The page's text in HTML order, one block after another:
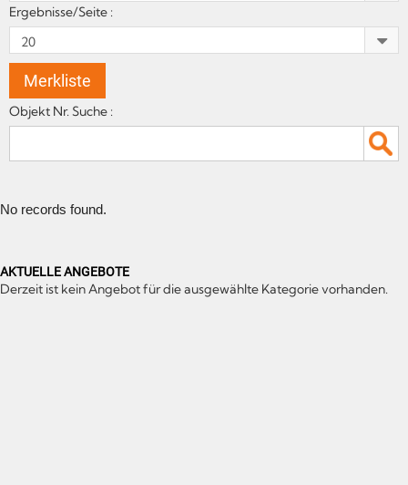
Ergebnisse/Seite :
Merkliste
Objekt Nr. Suche :
No records found.
AKTUELLE ANGEBOTE
Derzeit ist kein Angebot für die ausgewählte Kategorie vorhanden.